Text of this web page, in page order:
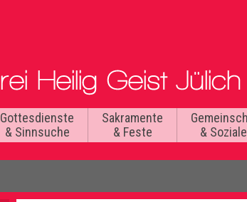
Gottesdienste
& Sinnsuche
Sakramente
& Feste
&